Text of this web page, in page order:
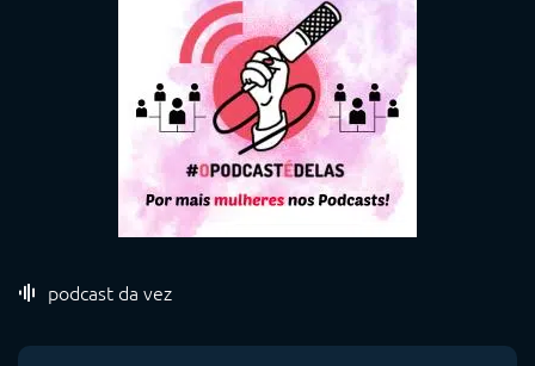
podcast da vez